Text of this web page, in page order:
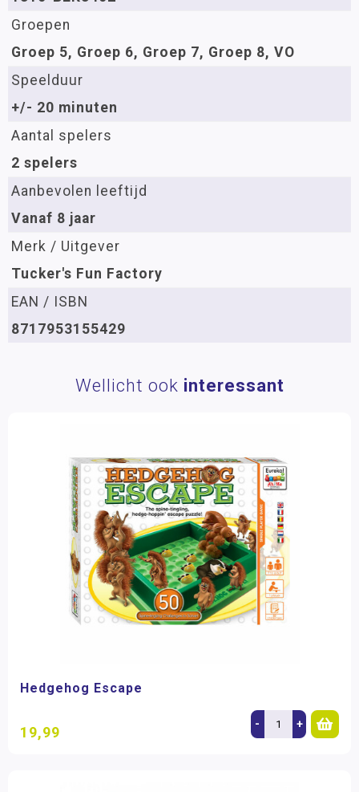
Groepen
Groep 5, Groep 6, Groep 7, Groep 8, VO
Speelduur
+/- 20 minuten
Aantal spelers
2 spelers
Aanbevolen leeftijd
Vanaf 8 jaar
Merk / Uitgever
Tucker's Fun Factory
EAN / ISBN
8717953155429
Wellicht ook interessant
Hedgehog Escape
19,99 - +